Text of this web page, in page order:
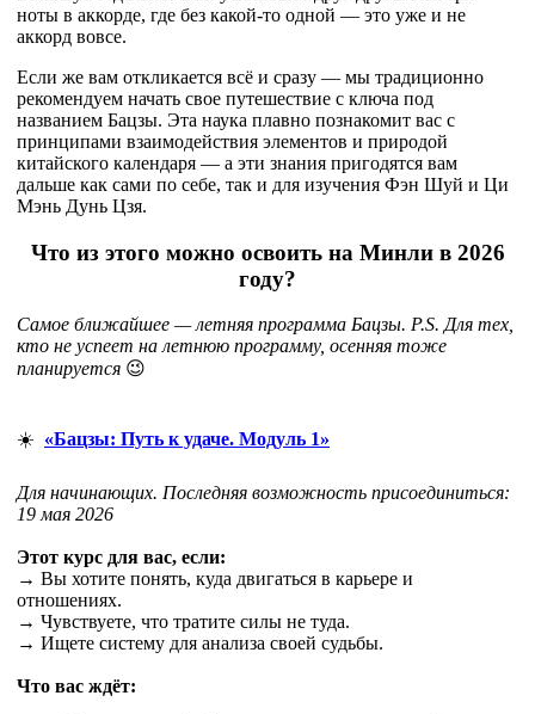
ноты в аккорде, где без какой-то одной — это уже и не
аккорд вовсе.
Если же вам откликается всё и сразу — мы традиционно
рекомендуем начать свое путешествие с ключа под
названием Бацзы. Эта наука плавно познакомит вас с
принципами взаимодействия элементов и природой
китайского календаря — а эти знания пригодятся вам
дальше как сами по себе, так и для изучения Фэн Шуй и Ци
Мэнь Дунь Цзя.
Что из этого можно освоить на Минли в 2026
году?
Самое ближайшее — летняя программа Бацзы. P.S. Для тех,
кто не успеет на летнюю программу, осенняя тоже
планируется 😉
☀️ «Бацзы: Путь к удаче. Модуль 1»
Для начинающих. Последняя возможность присоединиться:
19 мая 2026
Этот курс для вас, если:
→ Вы хотите понять, куда двигаться в карьере и
отношениях.
→ Чувствуете, что тратите силы не туда.
→ Ищете систему для анализа своей судьбы.
Что вас ждёт: